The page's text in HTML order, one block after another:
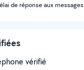
de réponse aux messages
vérifié